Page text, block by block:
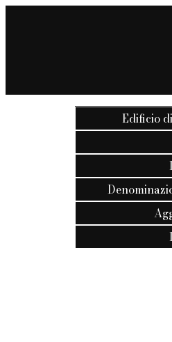
Edificio